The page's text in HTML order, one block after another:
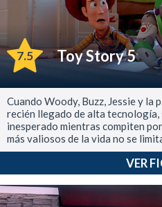
7.5 Toy Story 5
Cuando Woody, Buzz, Jessie y la
recién llegado de alta tecnología,
inesperado mientras compiten
más valiosos de la vida no se
VER